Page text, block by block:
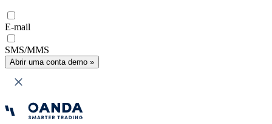
E-mail
SMS/MMS
Abrir uma conta demo »